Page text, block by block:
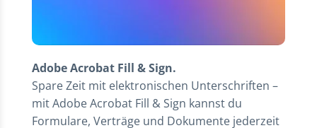
Adobe Acrobat Fill & Sign.
Spare Zeit mit elektronischen Unterschriften –
mit Adobe Acrobat Fill & Sign kannst du
Formulare, Verträge und Dokumente jederzeit